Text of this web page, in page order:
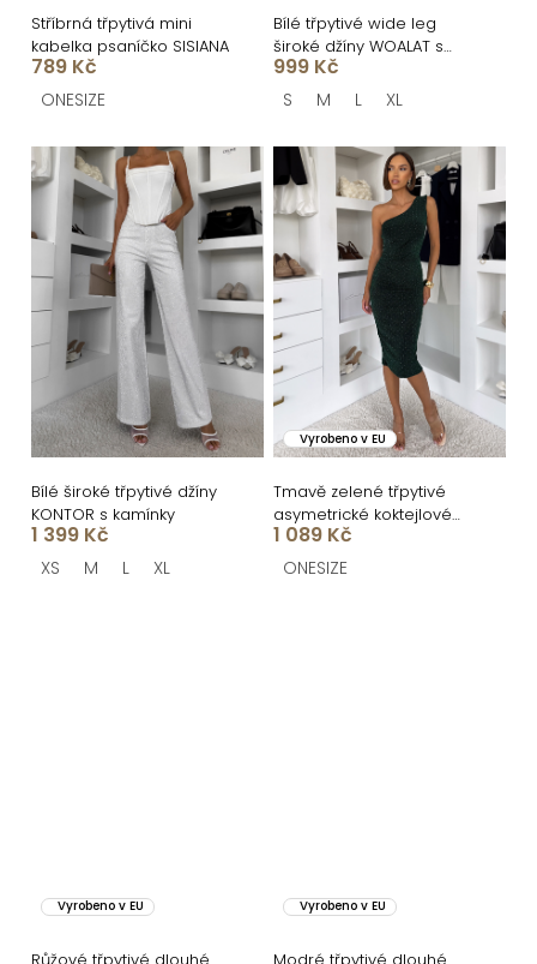
ů
u
k
ů
Stříbrná třpytivá mini
kabelka psaníčko SISIANA
789 Kč
ONESIZE
Bílé třpytivé wide leg
široké džíny WOALAT s
kamínky
999 Kč
S M L XL
Bílé široké třpytivé džíny
KONTOR s kamínky
1 399 Kč
XS M L XL
Vyrobeno v EU
Tmavě zelené třpytivé
asymetrické koktejlové
šaty OTYLDA
1 089 Kč
ONESIZE
Vyrobeno v EU
Růžové třpytivé dlouhé
Vyrobeno v EU
Modré třpytivé dlouhé